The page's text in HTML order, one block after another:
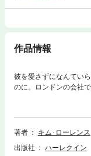
作品情報
彼を愛さずになんてい
のに。ロンドンの会社
から奔放な女性だと思
っと待ちわびていた。
は、偶然出会った長身
しまう。翌朝、ラーラ
だ。“彼に恋をしない”“
著者 キム･ローレンス
出版社
ハーレクイン